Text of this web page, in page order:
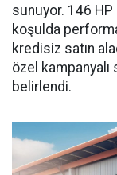
sunuyor. 146
koşulda
kredisiz satın
özel kampanyalı
belirlendi.